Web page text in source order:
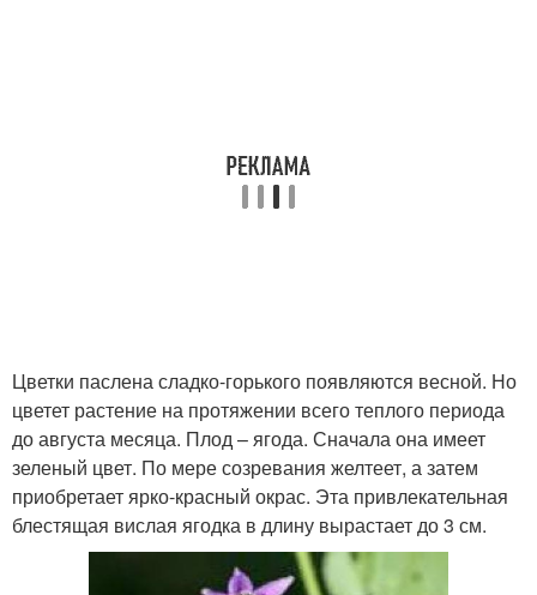
Цветки паслена сладко-горького появляются весной. Но
цветет растение на протяжении всего теплого периода
до августа месяца. Плод – ягода. Сначала она имеет
зеленый цвет. По мере созревания желтеет, а затем
приобретает ярко-красный окрас. Эта привлекательная
блестящая вислая ягодка в длину вырастает до 3 см.